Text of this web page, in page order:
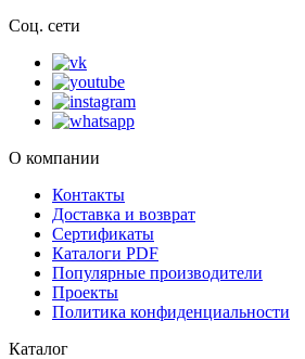
Соц. сети
О компании
Контакты
Доставка и возврат
Сертификаты
Каталоги PDF
Популярные производители
Проекты
Политика конфиденциальности
Каталог